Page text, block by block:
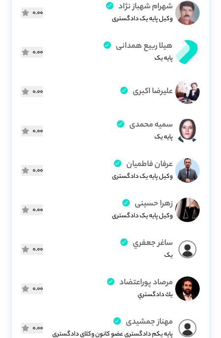
شهرام شهباز نژاد
وکیل پایه یک دادگستری
0.00
هیلا ربیع همدانی
پایه یک
0.00
علیرضا اکبری 0.00
سمیه محمدی
پایه یک
0.00
عرفان فاطمیان
وکیل پایه یک دادگستری
0.00
زهرا حسینی
وکیل پایه یک دادگستری
0.00
ساغر جعفري
یک
0.00
مرصاد پوراعتضاد
يك دادگستري
0.00
مهناز جمشیدی
پایه یکم دادگستری عضو کانون وکلای دادگستری
0.00